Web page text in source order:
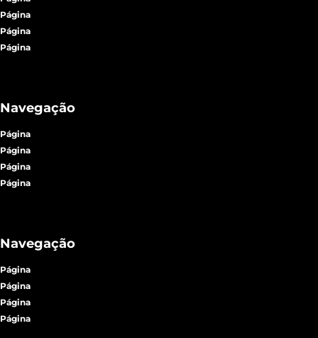
Página
Página
Página
Navegação
Página
Página
Página
Página
Navegação
Página
Página
Página
Página